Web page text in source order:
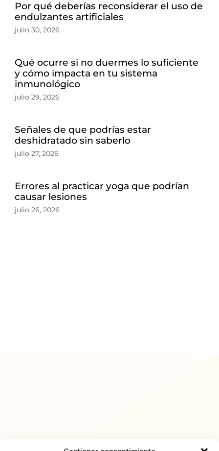
Por qué deberías reconsiderar el uso de
endulzantes artificiales
julio 30, 2026
Qué ocurre si no duermes lo suficiente
y cómo impacta en tu sistema
inmunológico
julio 29, 2026
Señales de que podrías estar
deshidratado sin saberlo
julio 27, 2026
Errores al practicar yoga que podrían
causar lesiones
julio 26, 2026